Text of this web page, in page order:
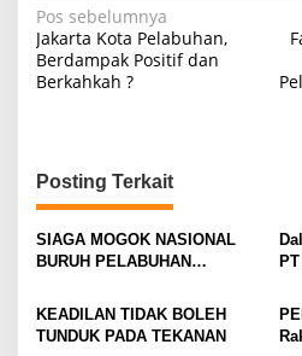
N
a
v
a
s
i
o
Pos sebelumnya
Jakarta Kota Pelabuhan,
Berdampak Positif dan
Berkahkah ?
Posting Terkait
SIAGA MOGOK NASIONAL
BURUH PELABUHAN
DIMINTA SERIUSI TUNTUTAN
BURUH PELABUHAN,
KONSOLIDASI LINTAS
KEADILAN TIDAK BOLEH
TUNDUK PADA TEKANAN